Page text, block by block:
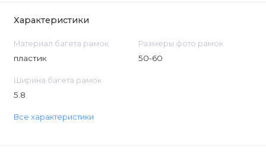
Характеристики
Материал багета рамок
пластик
Размеры фото рамок
50-60
Ширина багета рамок
5.8
Все характеристики